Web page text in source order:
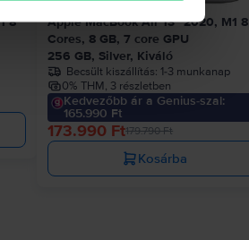
8
Apple MacBook Air 13″ 2020, M1 8
Cores, 8 GB, 7 core GPU
256 GB, Silver, Kiváló
Becsült kiszállítás: 1-3 munkanap
0% THM, 3 részletben
Kedvezőbb ár a Genius-szal:
165.990 Ft
173.990 Ft179.790 Ft
Kosárba